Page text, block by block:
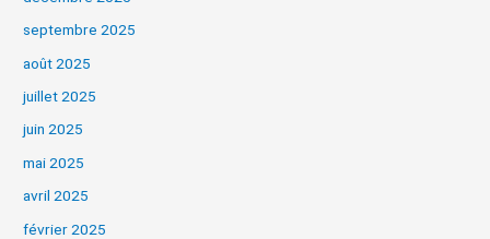
septembre 2025
août 2025
juillet 2025
juin 2025
mai 2025
avril 2025
février 2025